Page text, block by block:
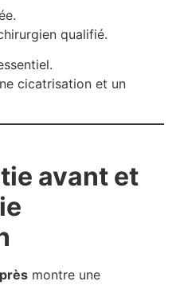
qualifié.
cicatrisation et un
avant et
montre une